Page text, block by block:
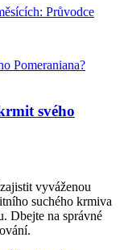
Průvodce
svého
vyváženou
suchého krmiva
Dbejte na správné